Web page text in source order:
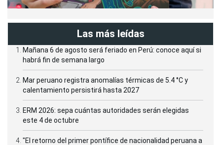
Las más leídas
Mañana 6 de agosto será feriado en Perú: conoce aquí si
habrá fin de semana largo
Mar peruano registra anomalías térmicas de 5.4 °C y
calentamiento persistirá hasta 2027
ERM 2026: sepa cuántas autoridades serán elegidas
este 4 de octubre
"El retorno del primer pontífice de nacionalidad peruana a